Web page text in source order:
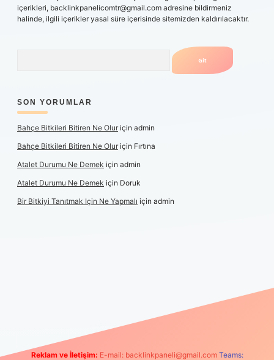
içerikleri, backlinkpanelicomtr@gmail.com adresine bildirmeniz
halinde, ilgili içerikler yasal süre içerisinde sitemizden kaldırılacaktır.
SON YORUMLAR
Bahçe Bitkileri Bitiren Ne Oluriçin admin
Bahçe Bitkileri Bitiren Ne Oluriçin Fırtına
Atalet Durumu Ne Demek için admin
Atalet Durumu Ne Demek için Doruk
Bir Bitkiyi Tanıtmak Için Ne Yapmalı için admin
Reklam ve İletişim: E-mail: backlinkpaneli@gmail.com Teams: